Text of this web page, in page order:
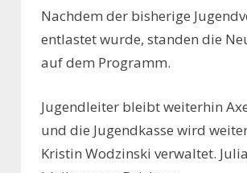
Nachdem der bisherige
entlastet wurde, standen die
auf dem Programm.
Jugendleiter bleibt weiterhin
und die Jugendkasse wird
Kristin Wodzinski verwaltet.